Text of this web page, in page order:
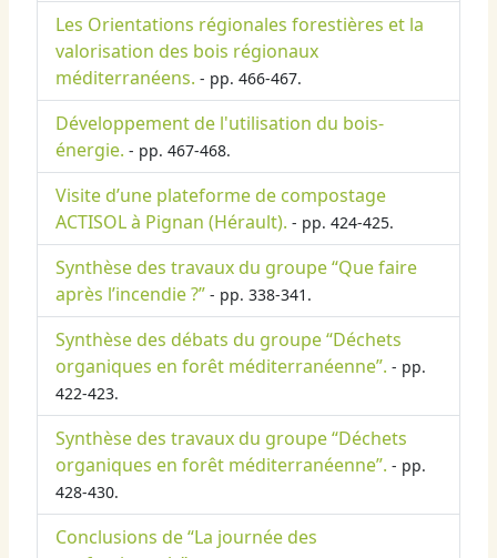
Les Orientations régionales forestières et la
valorisation des bois régionaux
méditerranéens. - pp. 466-467.
Développement de l'utilisation du bois-
énergie. - pp. 467-468.
Visite d’une plateforme de compostage
ACTISOL à Pignan (Hérault). - pp. 424-425.
Synthèse des travaux du groupe “Que faire
après l’incendie ?” - pp. 338-341.
Synthèse des débats du groupe “Déchets
organiques en forêt méditerranéenne”. - pp.
422-423.
Synthèse des travaux du groupe “Déchets
organiques en forêt méditerranéenne”. - pp.
428-430.
Conclusions de “La journée des